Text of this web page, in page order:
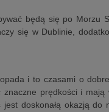
będą się po Morzu
się w Dublinie,
i to czasami o
prędkości i mają
doskonałą okazją do